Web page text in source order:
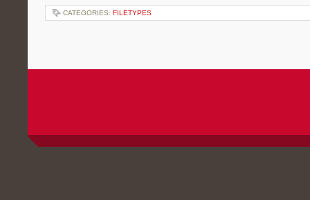
CATEGORIES: FILETYPES